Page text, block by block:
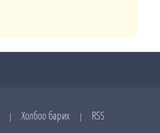
| Холбоо барих | RSS